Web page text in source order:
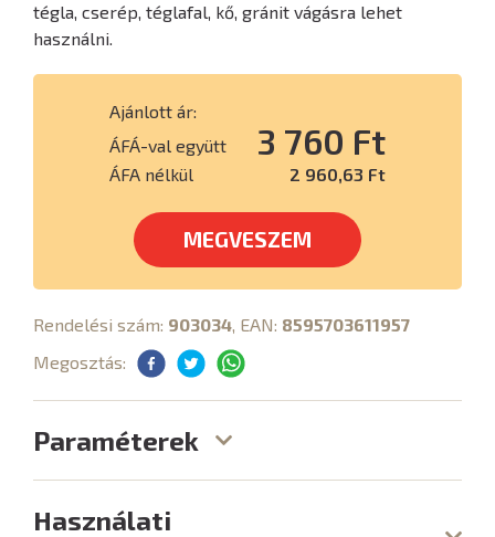
tégla, cserép, téglafal, kő, gránit vágásra lehet
használni.
Ajánlott ár:
ÁFÁ-val együtt
3 760 Ft
ÁFA nélkül 2 960,63 Ft
MEGVESZEM
Rendelési szám: 903034, EAN: 8595703611957
Megosztás:
Paraméterek
Használati